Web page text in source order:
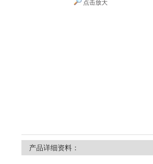
点击放大
产品详细资料：